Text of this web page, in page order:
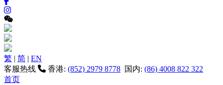
繁 | 简 | EN
客服热线
香港: (852) 2979 8778 国内: (86) 4008 822 322
首页